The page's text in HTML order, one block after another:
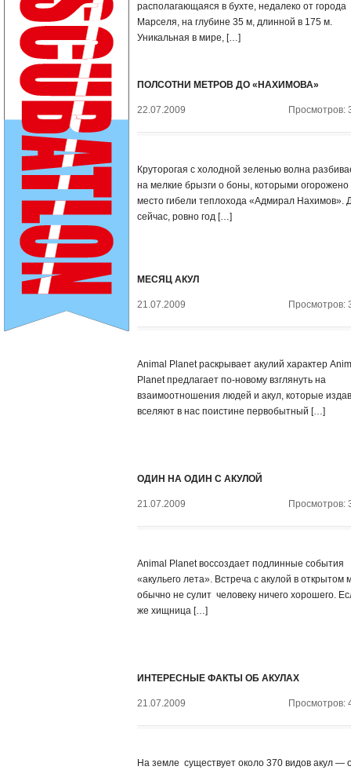
располагающаяся в бухте, недалеко от города
Марселя, на глубине 35 м, длинной в 175 м.
Уникальная в мире, […]
ПОЛСОТНИ МЕТРОВ ДО «НАХИМОВА»
22.07.2009 Просмотров:
Круторогая с холодной зеленью волна
на мелкие брызги о боны, которыми огорожено
место гибели теплохода «Адмирал Нахимов».
сейчас, ровно год […]
МЕСЯЦ АКУЛ
21.07.2009 Просмотров:
Animal Planet раскрывает акулий характер
Planet предлагает по-новому взглянуть на
взаимоотношения людей и акул, которые
вселяют в нас поистине первобытный […]
ОДИН НА ОДИН С АКУЛОЙ
21.07.2009 Просмотров:
Animal Planet воссоздает подлинные события
«акульего лета». Встреча с акулой в открытом
обычно не сулит человеку ничего хорошего.
же хищница […]
ИНТЕРЕСНЫЕ ФАКТЫ ОБ АКУЛАХ
21.07.2009 Просмотров:
На земле существует около 370 видов акул —